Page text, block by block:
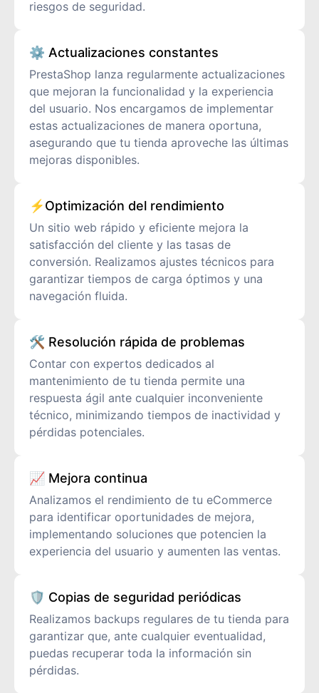
riesgos de seguridad.
⚙️ Actualizaciones constantes
PrestaShop lanza regularmente actualizaciones
que mejoran la funcionalidad y la experiencia
del usuario. Nos encargamos de implementar
estas actualizaciones de manera oportuna,
asegurando que tu tienda aproveche las últimas
mejoras disponibles.
⚡Optimización del rendimiento
Un sitio web rápido y eficiente mejora la
satisfacción del cliente y las tasas de
conversión. Realizamos ajustes técnicos para
garantizar tiempos de carga óptimos y una
navegación fluida.
🛠️ Resolución rápida de problemas
Contar con expertos dedicados al
mantenimiento de tu tienda permite una
respuesta ágil ante cualquier inconveniente
técnico, minimizando tiempos de inactividad y
pérdidas potenciales.
📈 Mejora continua
Analizamos el rendimiento de tu eCommerce
para identificar oportunidades de mejora,
implementando soluciones que potencien la
experiencia del usuario y aumenten las ventas.​
🛡️ Copias de seguridad periódicas
Realizamos backups regulares de tu tienda para
garantizar que, ante cualquier eventualidad,
puedas recuperar toda la información sin
pérdidas. ​